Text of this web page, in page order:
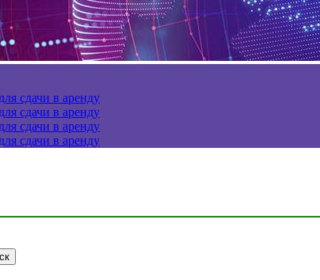
сдачи в аренду
сдачи в аренду
сдачи в аренду
сдачи в аренду